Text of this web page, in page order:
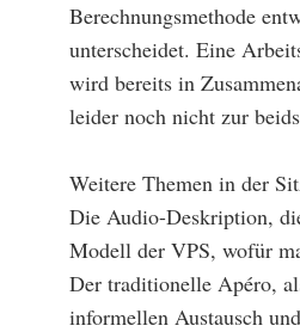
Berechnungsmethode
unterscheidet. Eine
wird bereits in
leider noch nicht zur
Weitere Themen in der
Die Audio-Deskription,
Modell der VPS, wofür
Der traditionelle Apéro,
informellen Austausch